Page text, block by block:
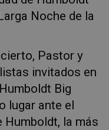
Noche de la
Pastor y
invitados en
Big
lugar ante el
Humboldt, la más